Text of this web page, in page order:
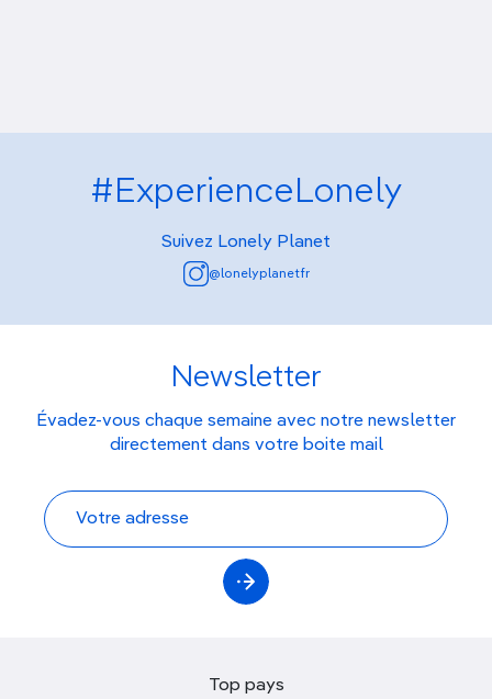
#ExperienceLonely
Suivez Lonely Planet
@lonelyplanetfr
Newsletter
Évadez-vous chaque semaine avec notre newsletter
directement dans votre boite mail
Top pays